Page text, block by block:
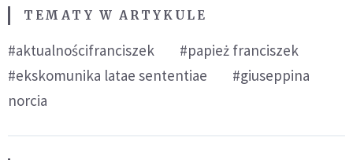
TEMATY W ARTYKULE
#aktualnościfranciszek
#papież franciszek
#ekskomunika latae sententiae
#giuseppina
norcia